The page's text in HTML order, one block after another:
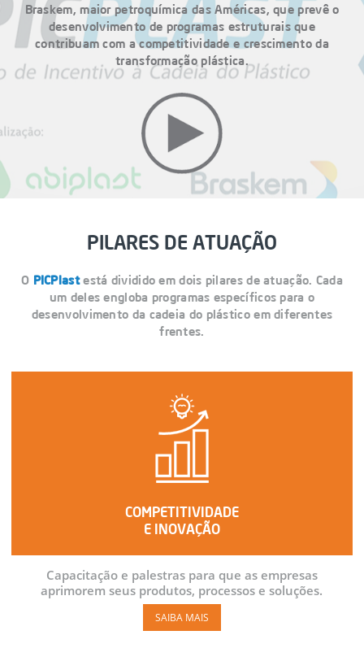
Braskem, maior petroquímica das Américas, que prevê o
desenvolvimento de programas estruturais que
contribuam com a competitividade e crescimento da
transformação plástica.
PILARES DE ATUAÇÃO
O PICPlastestá dividido em dois pilares de atuação. Cada
um deles engloba programas específicos para o
desenvolvimento da cadeia do plástico em diferentes
frentes.
COMPETITIVIDADE
E INOVAÇÃO
Capacitação e palestras para que as empresas
aprimorem seus produtos, processos e soluções.
SAIBA MAIS